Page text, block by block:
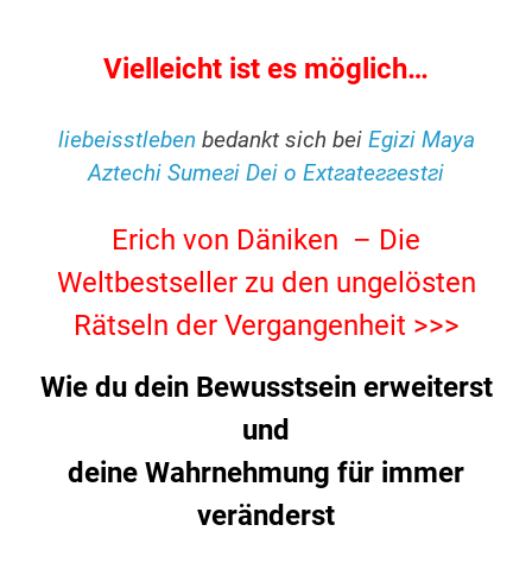
Vielleicht ist es möglich…
liebeisstleben bedankt sich bei Egizi Maya
Aztechi Sumeгi Dei o Extгateггestгi
Erich von Däniken – Die
Weltbestseller zu den ungelösten
Rätseln der Vergangenheit >>>
Wie du dein Bewusstsein erweiterst
und
deine Wahrnehmung für immer
veränderst